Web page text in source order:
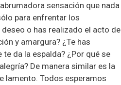
sensación que nada
para enfrentar los
o has realizado el acto de
y amargura? ¿Te has
da la espalda? ¿Por qué se
De manera similar es la
lamento. Todos esperamos